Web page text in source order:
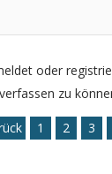
oder
verfassen zu
1 2 3